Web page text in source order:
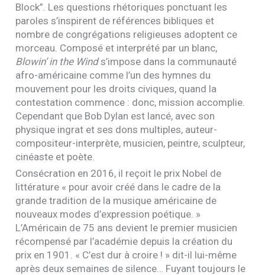
Block”. Les questions rhétoriques ponctuant les
paroles s’inspirent de références bibliques et
nombre de congrégations religieuses adoptent ce
morceau. Composé et interprété par un blanc,
Blowin’ in the Winds’impose dans la communauté
afro-américaine comme l’un des hymnes du
mouvement pour les droits civiques, quand la
contestation commence : donc, mission accomplie.
Cependant que Bob Dylan est lancé, avec son
physique ingrat et ses dons multiples, auteur-
compositeur-interprète, musicien, peintre, sculpteur,
cinéaste et poète.
Consécration en 2016, il reçoit le prix Nobel de
littérature « pour avoir créé dans le cadre de la
grande tradition de la musique américaine de
nouveaux modes d’expression poétique. »
L’Américain de 75 ans devient le premier musicien
récompensé par l’académie depuis la création du
prix en 1901. « C’est dur à croire ! » dit-il lui-même
après deux semaines de silence… Fuyant toujours le